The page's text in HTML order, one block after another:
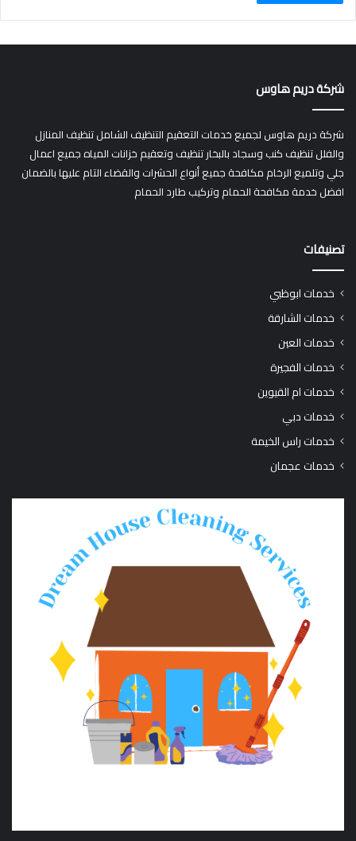
شركة دريم هاوس
شركة دريم هاوس لجميع خدمات التعقيم التنظيف الشامل تنظيف المنازل
والفلل تنظيف كنب وسجاد بالبخار تنظيف وتعقيم خزانات المياه جميع اعمال
جلي وتلميع الرخام مكافحة جميع أنواع الحشرات والقضاء التام عليها بالضمان
افضل خدمة مكافحة الحمام وتركيب طارد الحمام
تصنيفات
خدمات ابوظبي
خدمات الشارقة
خدمات العين
خدمات الفجيرة
خدمات ام القيوين
خدمات دبي
خدمات راس الخيمة
خدمات عجمان